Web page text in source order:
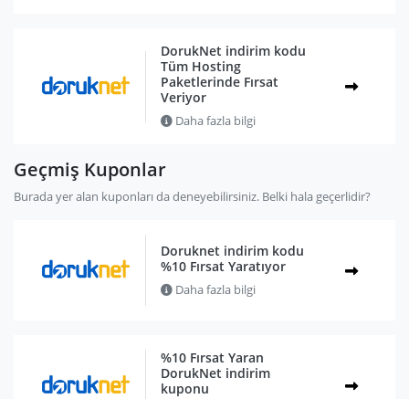
DorukNet indirim kodu
Tüm Hosting
Paketlerinde Fırsat
Veriyor
Daha fazla bilgi
Geçmiş Kuponlar
Burada yer alan kuponları da deneyebilirsiniz. Belki hala geçerlidir?
Doruknet indirim kodu
%10 Fırsat Yaratıyor
Daha fazla bilgi
%10 Fırsat Yaran
DorukNet indirim
kuponu